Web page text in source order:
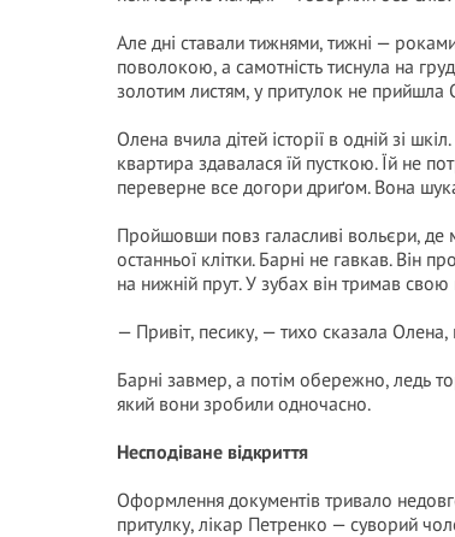
Але дні ставали тижнями, тижні —
поволокою, а самотність тиснула на
золотим листям, у притулок не прийшла
Олена вчила дітей історії в одній зі
квартира здавалася їй пусткою. Їй не
переверне все догори дриґом. Вона
Пройшовши повз галасливі вольєри, де
останньої клітки. Барні не гавкав. Він
на нижній прут. У зубах він тримав
— Привіт, песику, — тихо сказала Олена,
Барні завмер, а потім обережно, ледь
який вони зробили одночасно.
Несподіване відкриття
Оформлення документів тривало
притулку, лікар Петренко — суворий